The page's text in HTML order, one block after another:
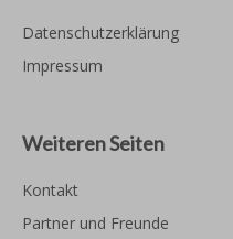
Datenschutzerklärung
Impressum
Weiteren Seiten
Kontakt
Partner und Freunde